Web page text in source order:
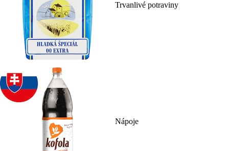
Trvanlivé potraviny
Nápoje